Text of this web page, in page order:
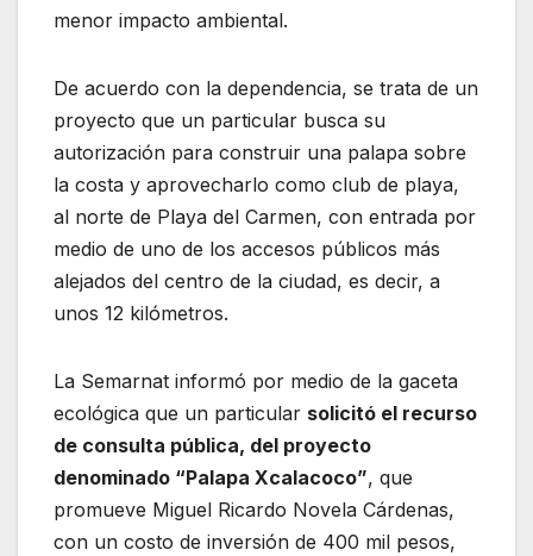
menor impacto ambiental.
De acuerdo con la dependencia, se trata de un
proyecto que un particular busca su
autorización para construir una palapa sobre
la costa y aprovecharlo como club de playa,
al norte de Playa del Carmen, con entrada por
medio de uno de los accesos públicos más
alejados del centro de la ciudad, es decir, a
unos 12 kilómetros.
La Semarnat informó por medio de la gaceta
ecológica que un particular solicitó el recurso
de consulta pública, del proyecto
denominado “Palapa Xcalacoco”, que
promueve Miguel Ricardo Novela Cárdenas,
con un costo de inversión de 400 mil pesos,